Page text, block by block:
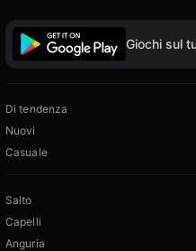
Giochi sul
Di tendenza
Nuovi
Casuale
Salto
Capelli
Anguria